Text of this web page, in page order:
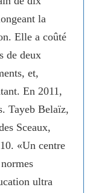
la
Elle a coûté
de deux
et,
En 2011,
Tayeb Belaïz,
Sceaux,
«Un centre
ultra